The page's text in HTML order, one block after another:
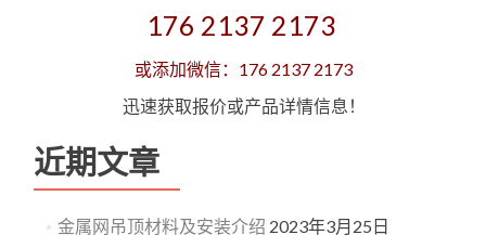
176 2137 2173
或添加微信：176 2137 2173
迅速获取报价或产品详情信息！
近期文章
金属网吊顶材料及安装介绍 2023年3月25日